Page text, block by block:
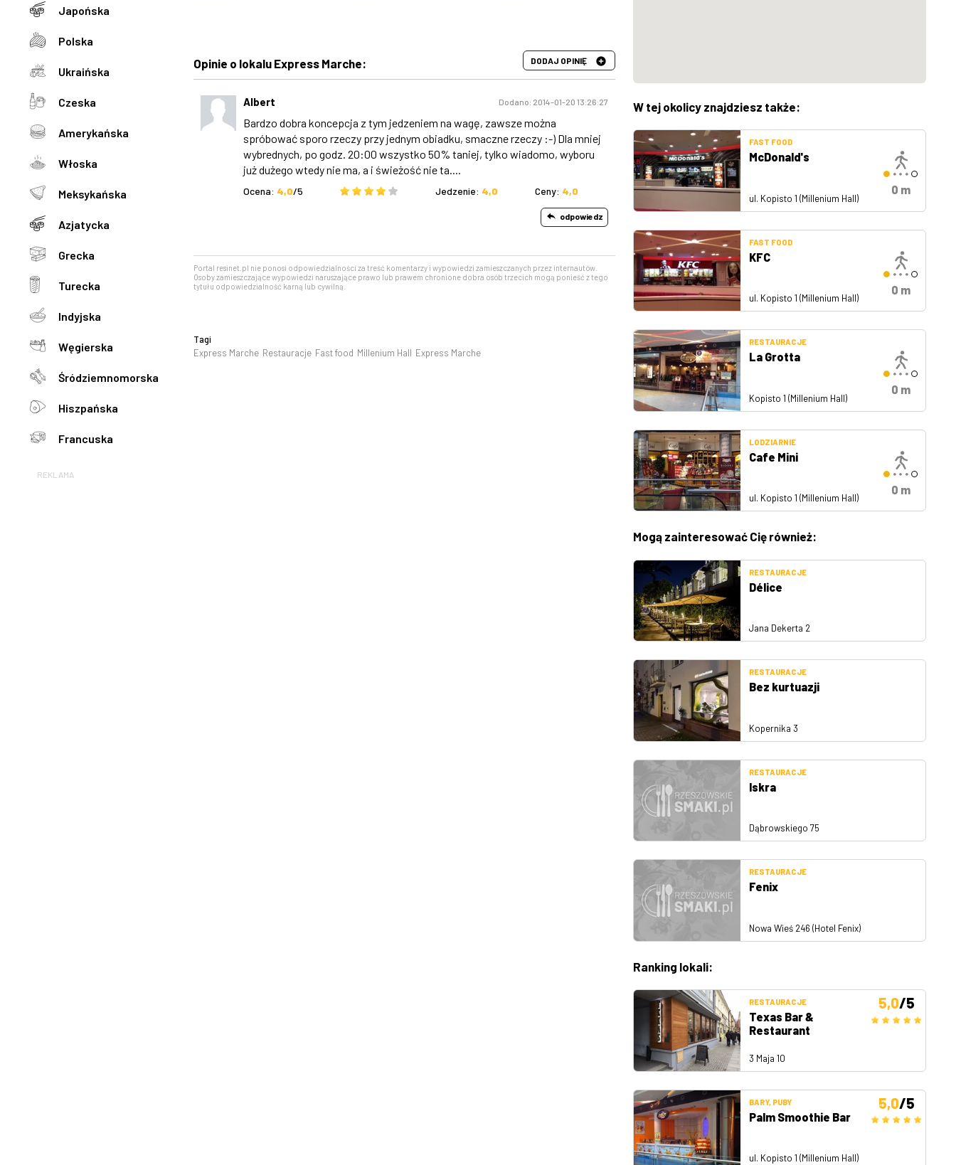
Japońska
Polska
Ukraińska
Czeska
Amerykańska
Włoska
Meksykańska
Azjatycka
Grecka
Turecka
Indyjska
Węgierska
Śródziemnomorska
Hiszpańska
Francuska
REKLAMA
Opinie o lokalu Express Marche: DODAJ OPINIĘ
Albert Dodano: 2014-01-20 13:26:27
Bardzo dobra koncepcja z tym jedzeniem na wagę, zawsze można
spróbować sporo rzeczy przy jednym obiadku, smaczne rzeczy :-) Dla mniej
wybrednych, po godz. 20:00 wszystko 50% taniej, tylko wiadomo, wyboru
już dużego wtedy nie ma, a i świeżość nie ta....
Ocena: 4,0/5 Jedzenie: 4,0 Ceny: 4,0
odpowiedz
Portal resinet.pl nie ponosi odpowiedzialności za treść komentarzy i wypowiedzi zamieszczanych przez internautów.
Osoby zamieszczające wypowiedzi naruszające prawo lub prawem chronione dobra osób trzecich mogą ponieść z tego
tytułu odpowiedzialność karną lub cywilną.
Tagi
Express Marche Restauracje Fast food Millenium Hall Express Marche
W tej okolicy znajdziesz także:
FAST FOOD
McDonald's
ul. Kopisto 1 (Millenium Hall)
0 m
FAST FOOD
KFC
ul. Kopisto 1 (Millenium Hall)
0 m
RESTAURACJE
La Grotta
Kopisto 1 (Millenium Hall)
0 m
LODZIARNIE
Cafe Mini
ul. Kopisto 1 (Millenium Hall)
0 m
Mogą zainteresować Cię również:
RESTAURACJE
Délice
Jana Dekerta 2
RESTAURACJE
Bez kurtuazji
Kopernika 3
RESTAURACJE
Iskra
Dąbrowskiego 75
RESTAURACJE
Fenix
Nowa Wieś 246 (Hotel Fenix)
Ranking lokali:
RESTAURACJE
Texas Bar &
Restaurant
3 Maja 10
5,0/5
BARY, PUBY
Palm Smoothie Bar
ul. Kopisto 1 (Millenium Hall)
5,0/5